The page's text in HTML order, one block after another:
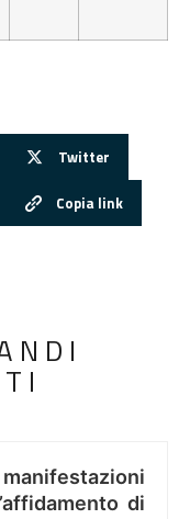
Twitter
Copia link
manifestazioni
di